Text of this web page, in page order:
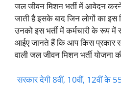
जल जीवन मिशन भर्ती में आवेदन
जाती है इसके बाद जिन लोगों का
उनको इस भर्ती में कर्मचारी के रूप में
आईए जानते हैं कि आप किस प्रकार
वाली जल जीवन मिशन भर्ती
सरकार देगी 8वीं, 10वीं, 12वीं के